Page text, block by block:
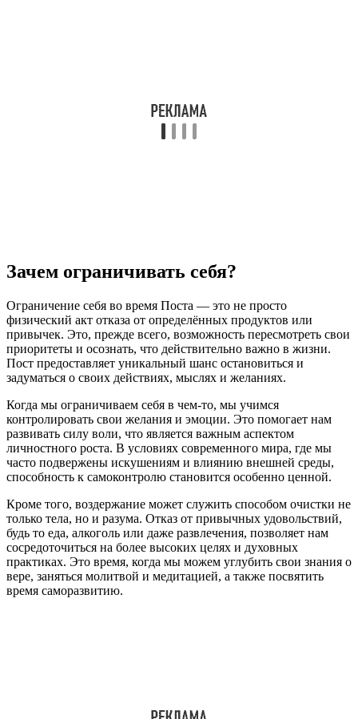
Зачем ограничивать себя?
Ограничение себя во время Поста — это не просто
физический акт отказа от определённых продуктов или
привычек. Это, прежде всего, возможность пересмотреть свои
приоритеты и осознать, что действительно важно в жизни.
Пост предоставляет уникальный шанс остановиться и
задуматься о своих действиях, мыслях и желаниях.
Когда мы ограничиваем себя в чем-то, мы учимся
контролировать свои желания и эмоции. Это помогает нам
развивать силу воли, что является важным аспектом
личностного роста. В условиях современного мира, где мы
часто подвержены искушениям и влиянию внешней среды,
способность к самоконтролю становится особенно ценной.
Кроме того, воздержание может служить способом очистки не
только тела, но и разума. Отказ от привычных удовольствий,
будь то еда, алкоголь или даже развлечения, позволяет нам
сосредоточиться на более высоких целях и духовных
практиках. Это время, когда мы можем углубить свои знания о
вере, заняться молитвой и медитацией, а также посвятить
время саморазвитию.